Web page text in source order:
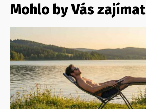
Mohlo by Vás zajímat